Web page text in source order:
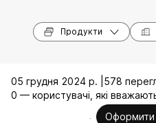
Продукти
05 грудня 2024 р. | 578
0 — користувачі, які
Оформити